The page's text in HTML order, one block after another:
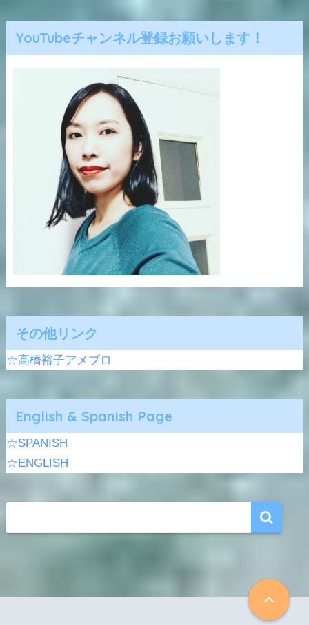
YouTubeチャンネル登録お願いします！
その他リンク
☆髙橋裕子アメブロ
English & Spanish Page
☆SPANISH
☆ENGLISH